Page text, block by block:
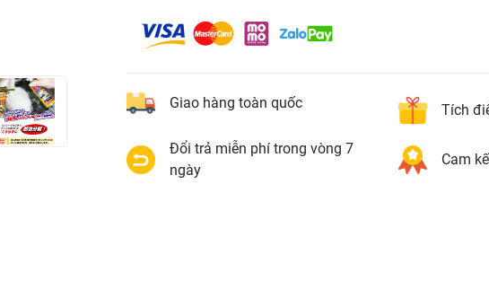
Giao hàng toàn quốc Tích
Đổi trả miễn phí trong vòng 7
ngày
Cam